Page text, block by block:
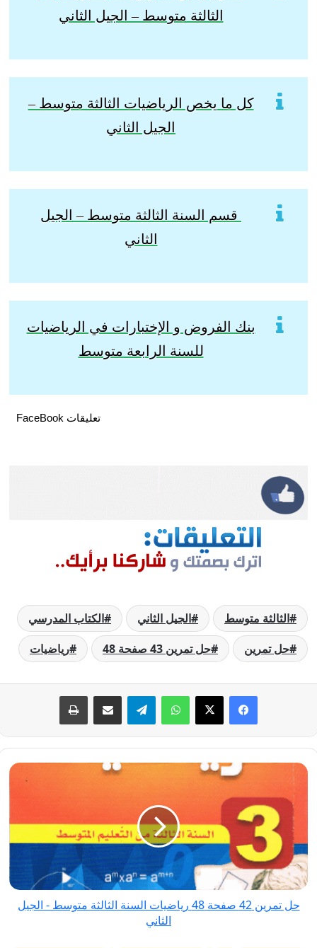
الثالثة متوسط – الجيل الثاني
كل ما يخص الرياضيات الثالثة متوسط –
الجيل الثاني
قسم السنة الثالثة متوسط – الجيل
الثاني
بنك الفروض و الإختبارات في الرياضيات
للسنة الرابعة متوسط
تعليقات FaceBook
الثالثة متوسط الجيل الثاني
الكتاب المدرسي
حل تمرين
حل تمرين 43 صفحة 48 رياضيات
فيسبوك
‫X واتسابتيلقراممشاركة عبر البريد طباعة
حل
تمرين
صفحة
رياضيات
السنة
الثالثة
متوسط
حل تمرين 42 صفحة 48 رياضيات السنة الثالثة متوسط - الجيل
الثاني